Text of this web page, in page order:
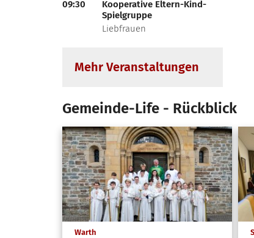
???msg.page.sr.date??? 7. Oktober 2026
09:30
Kooperative Eltern-Kind-
Spielgruppe
Liebfrauen
Mehr Veranstaltungen
Gemeinde-Life - Rückblick
Warth